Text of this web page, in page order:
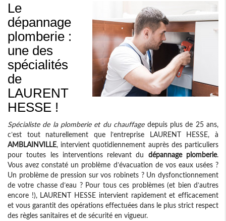
Le
dépannage
plomberie :
une des
spécialités
de
LAURENT
HESSE !
Spécialiste de la plomberie et du chauffagedepuis plus de 25 ans,
c’est tout naturellement que l’entreprise LAURENT HESSE, à
AMBLAINVILLE, intervient quotidiennement auprès des particuliers
pour toutes les interventions relevant du dépannage plomberie.
Vous avez constaté un problème d’évacuation de vos eaux usées ?
Un problème de pression sur vos robinets ? Un dysfonctionnement
de votre chasse d’eau ? Pour tous ces problèmes (et bien d’autres
encore !), LAURENT HESSE intervient rapidement et efficacement
et vous garantit des opérations effectuées dans le plus strict respect
des règles sanitaires et de sécurité en vigueur.